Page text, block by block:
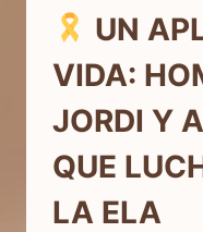
UN
VIDA:
JORDI Y
QUE
LA ELA